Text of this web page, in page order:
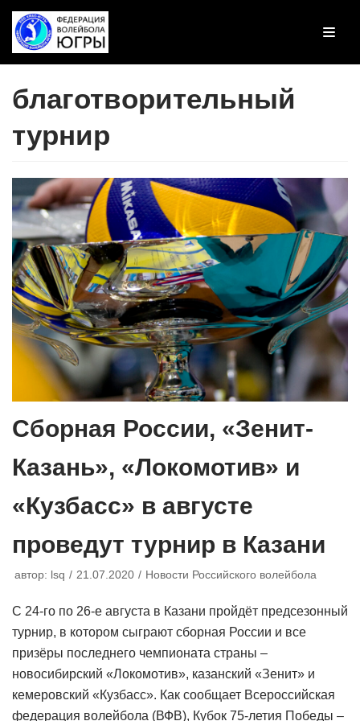
Перейти
к
благотворительный
турнир
Сборная России, «Зенит-
Казань», «Локомотив» и
«Кузбасс» в августе
проведут турнир в Казани
автор: lsq 21.07.2020 Новости Российского волейбола
С 24-го по 26-е августа в Казани пройдёт предсезонный
турнир, в котором сыграют сборная России и все
призёры последнего чемпионата страны –
новосибирский «Локомотив», казанский «Зенит» и
кемеровский «Кузбасс». Как сообщает Всероссийская
федерация волейбола (ВФВ), Кубок 75-летия Победы –